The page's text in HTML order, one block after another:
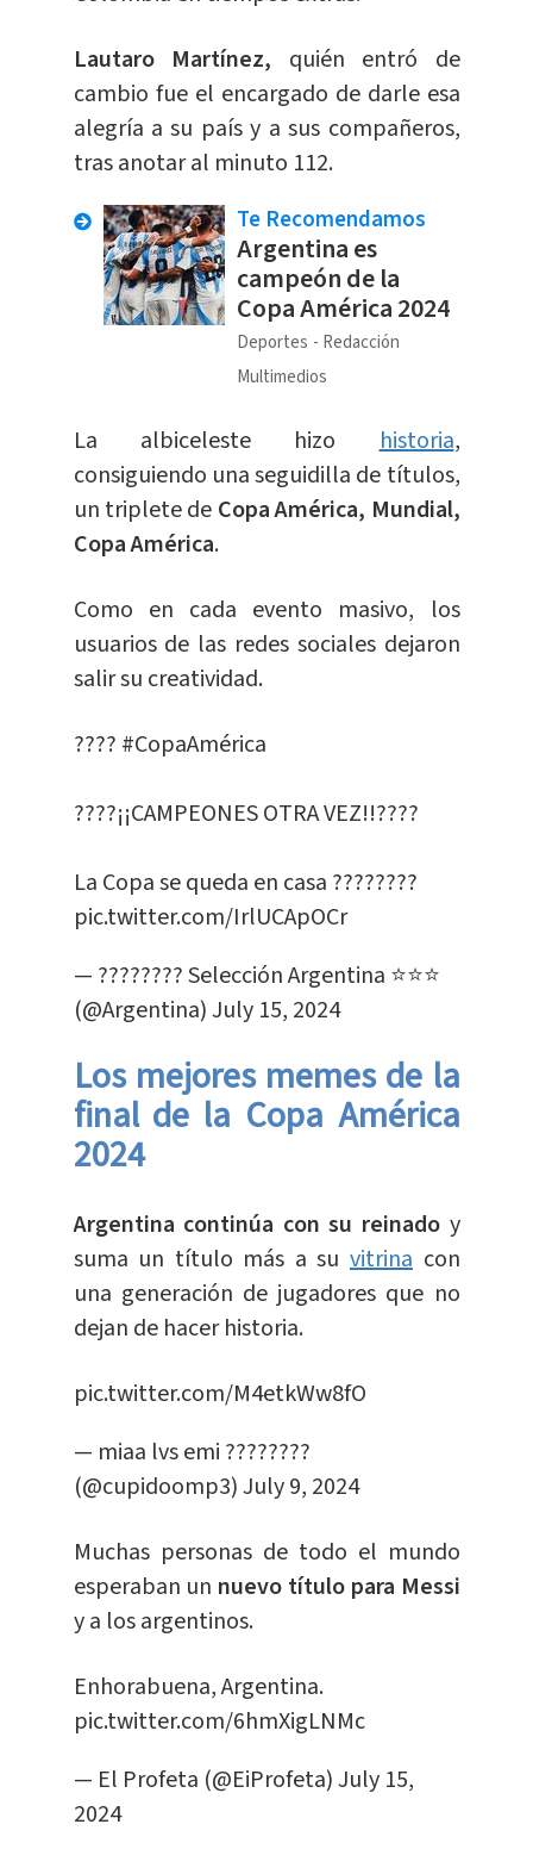
Lautaro Martínez, quién entró de
cambio fue el encargado de darle esa
alegría a su país y a sus compañeros,
tras anotar al minuto 112.
Te Recomendamos
Argentina es
campeón de la
Copa América 2024
Deportes
Redacción
Multimedios
La albiceleste hizohistoria,
consiguiendo una seguidilla de títulos,
un triplete de Copa América, Mundial,
Copa América.
Como en cada evento masivo, los
usuarios de las redes sociales dejaron
salir su creatividad.
???? #CopaAmérica
????¡¡CAMPEONES OTRA VEZ!!????
La Copa se queda en casa ????????
pic.twitter.com/IrlUCApOCr
— ???????? Selección Argentina ⭐⭐⭐
(@Argentina)July 15, 2024
Los mejores memes de la
final de la Copa América
2024
Argentina continúa con su reinadoy
suma un título más a su vitrinacon
una generación de jugadores que no
dejan de hacer historia.
pic.twitter.com/M4etkWw8fO
— miaa lvs emi ????????
(@cupidoomp3)July 9, 2024
Muchas personas de todo el mundo
esperaban un nuevo título para Messi
y a los argentinos.
Enhorabuena, Argentina.
pic.twitter.com/6hmXigLNMc
— El Profeta (@EiProfeta)July 15,
2024